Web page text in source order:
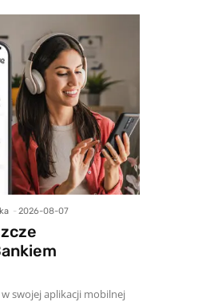
- 2026-08-07
swojej aplikacji mobilnej